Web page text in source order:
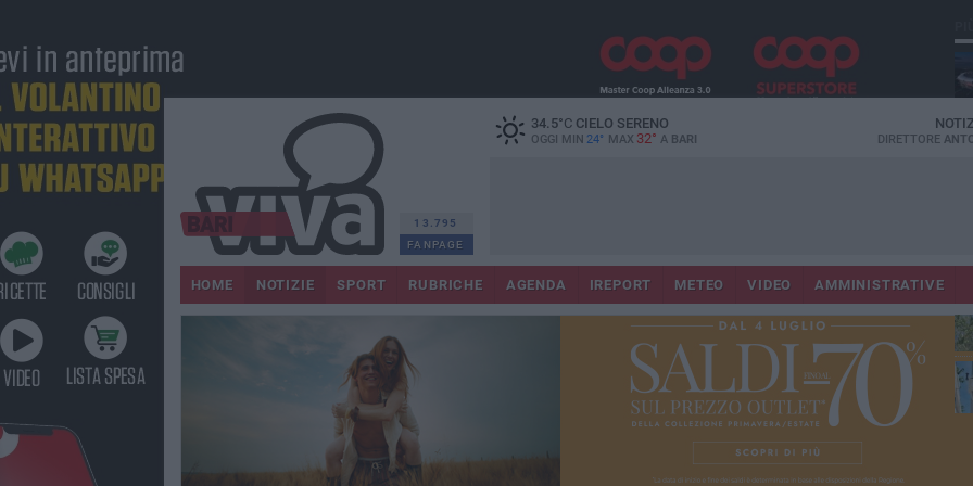
13.795
FANPAGE
34.5°CCIELO SERENO
OGGI MIN 24° MAX 32° A BARI DIRETTORE
HOME NOTIZIE SPORT RUBRICHE AGENDA IREPORT METEO VIDEO AMMINISTRATIVE